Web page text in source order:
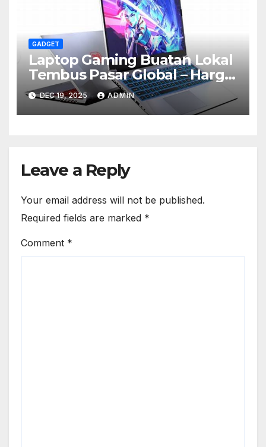
GADGET
Laptop Gaming Buatan Lokal
Tembus Pasar Global – Harga
Mulai Rp10 Jutaan
DEC 19, 2025 ADMIN
Leave a Reply
Your email address will not be published.
Required fields are marked *
Comment *